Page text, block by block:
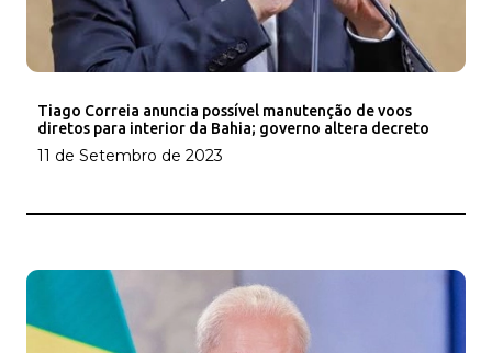
Tiago Correia anuncia possível manutenção de voos
diretos para interior da Bahia; governo altera decreto
11 de Setembro de 2023